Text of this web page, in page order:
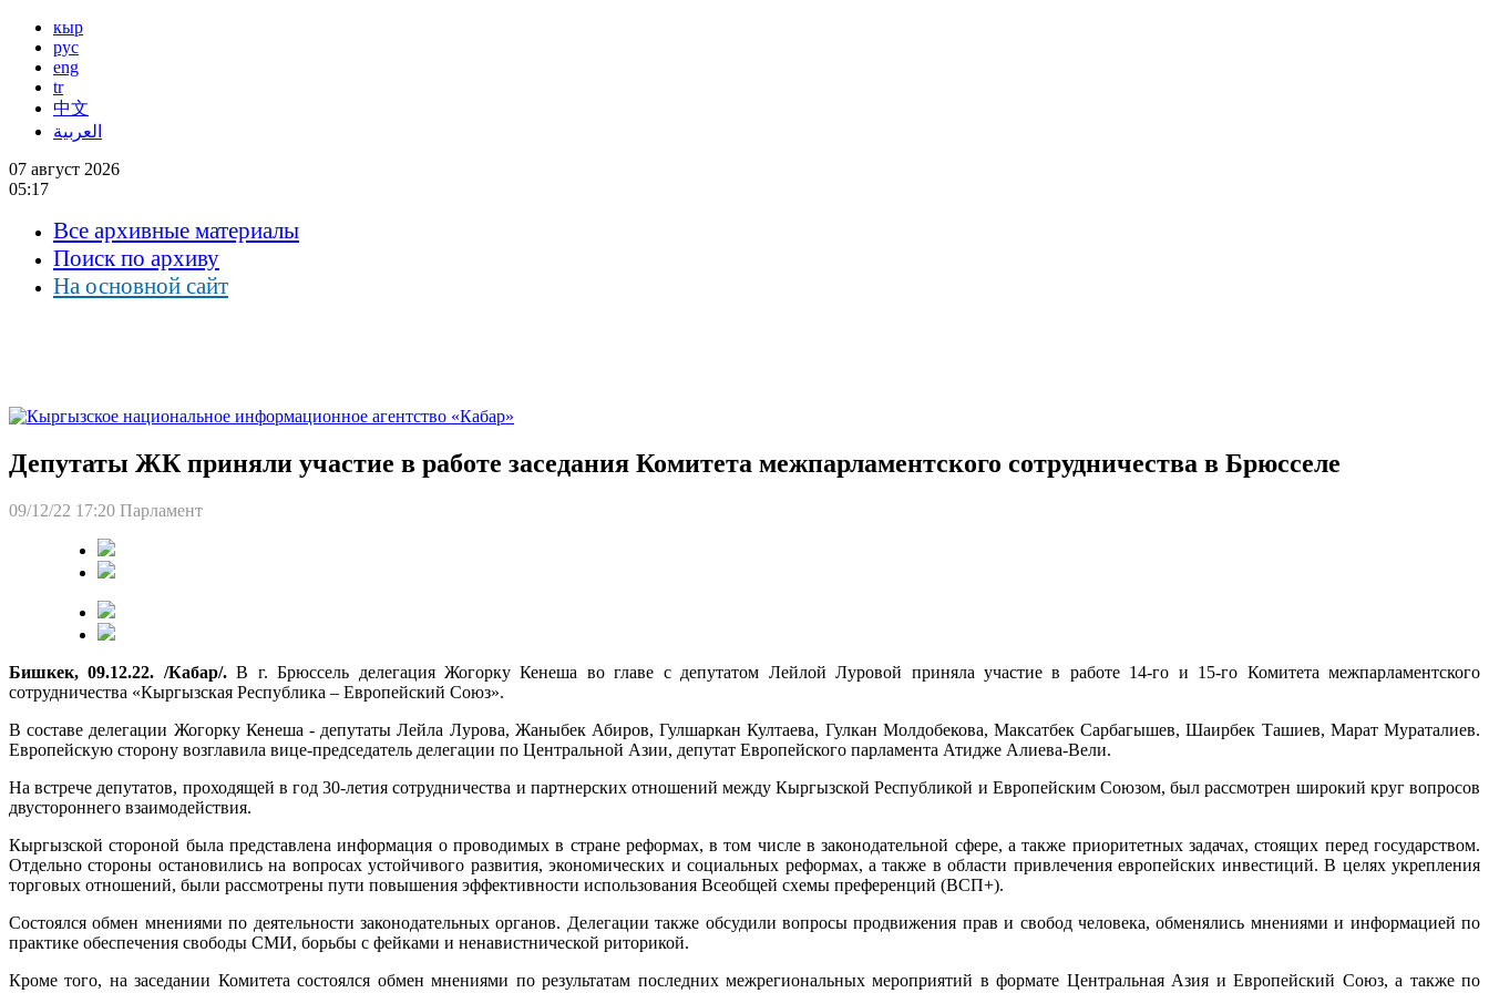
кыр
рус
eng
tr
中文
العربية
07 август 2026
05:17
Все архивные материалы
Поиск по архиву
На основной сайт
Депутаты ЖК приняли участие в работе заседания Комитета межпарламентского сотрудничества в Брюсселе
09/12/22 17:20 Парламент
Бишкек, 09.12.22. /Кабар/.В г. Брюссель делегация Жогорку Кенеша во главе с депутатом Лейлой Луровой приняла участие в работе 14-го и 15-го Комитета межпарламентского
сотрудничества «Кыргызская Республика – Европейский Союз».
В составе делегации Жогорку Кенеша - депутаты Лейла Лурова, Жаныбек Абиров, Гулшаркан Култаева, Гулкан Молдобекова, Максатбек Сарбагышев, Шаирбек Ташиев, Марат Мураталиев.
Европейскую сторону возглавила вице-председатель делегации по Центральной Азии, депутат Европейского парламента Атидже Алиева-Вели.
На встрече депутатов, проходящей в год 30-летия сотрудничества и партнерских отношений между Кыргызской Республикой и Европейским Союзом, был рассмотрен широкий круг вопросов
двустороннего взаимодействия.
Кыргызской стороной была представлена информация о проводимых в стране реформах, в том числе в законодательной сфере, а также приоритетных задачах, стоящих перед государством.
Отдельно стороны остановились на вопросах устойчивого развития, экономических и социальных реформах, а также в области привлечения европейских инвестиций. В целях укрепления
торговых отношений, были рассмотрены пути повышения эффективности использования Всеобщей схемы преференций (ВСП+).
Состоялся обмен мнениями по деятельности законодательных органов. Делегации также обсудили вопросы продвижения прав и свобод человека, обменялись мнениями и информацией по
практике обеспечения свободы СМИ, борьбы с фейками и ненавистнической риторикой.
Кроме того, на заседании Комитета состоялся обмен мнениями по результатам последних межрегиональных мероприятий в формате Центральная Азия и Европейский Союз, а также по